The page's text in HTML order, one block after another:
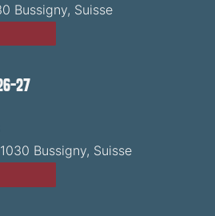
Bussigny, Suisse
27
Bussigny, Suisse